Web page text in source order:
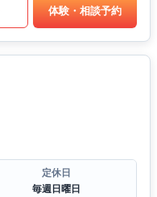
体験・相談予約
定休日
毎週日曜日